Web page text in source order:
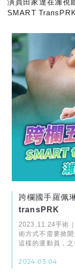
演員田家達在濰視
SMART
跨欄國手羅佩
transPRK
2023.11.24手術
術方式不需要掀
這樣的運動員，
2024.03.04